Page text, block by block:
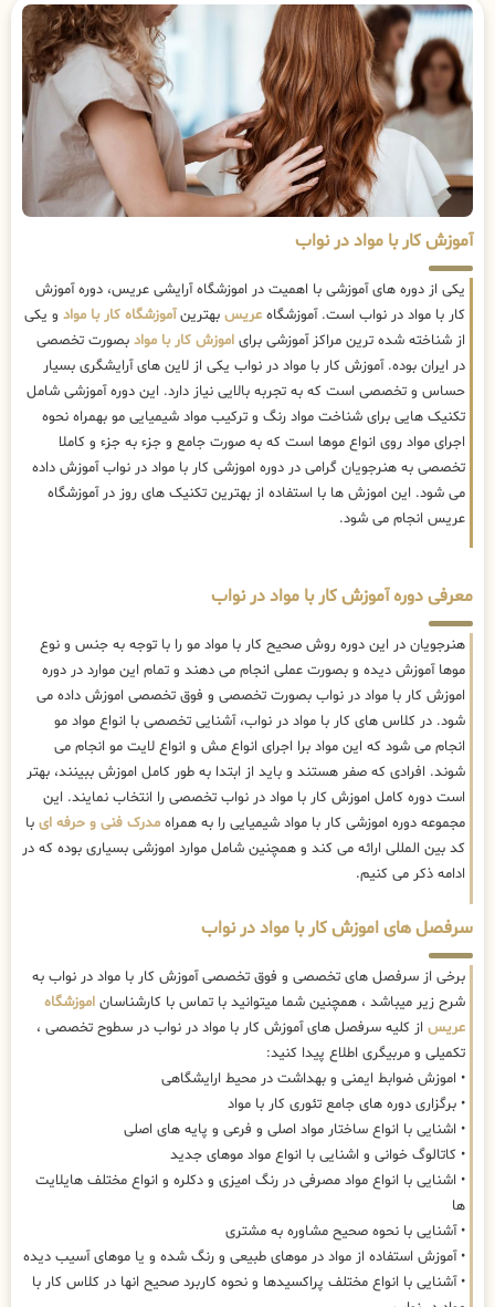
آموزش کار با مواد در نواب
یکی از دوره های آموزشی با اهمیت در اموزشگاه آرایشی عریس، دوره آموزش
کار با مواد در نواب است. آموزشگاه عریس بهترینآموزشگاه کار با مواد و یکی
از شناخته شده ترین مراکز آموزشی برای اموزش کار با مواد بصورت تخصصی
در ایران بوده. آموزش کار با مواد در نواب یکی از لاین های آرایشگری بسیار
حساس و تخصصی است که به تجربه بالایی نیاز دارد. این دوره آموزشی شامل
تکنیک هایی برای شناخت مواد رنگ و ترکیب مواد شیمیایی مو بهمراه نحوه
اجرای مواد روی انواع موها است که به صورت جامع و جزء به جزء و کاملا
تخصصی به هنرجویان گرامی در دوره اموزشی کار با مواد در نواب آموزش داده
می شود. این اموزش ها با استفاده از بهترین تکنیک های روز در آموزشگاه
عریس انجام می شود.
معرفی دوره آموزش کار با مواد در نواب
هنرجویان در این دوره روش صحیح کار با مواد مو را با توجه به جنس و نوع
موها آموزش دیده و بصورت عملی انجام می دهند و تمام این موارد در دوره
اموزش کار با مواد در نواب بصورت تخصصی و فوق تخصصی اموزش داده می
شود. در کلاس های کار با مواد در نواب، آشنایی تخصصی با انواع مواد مو
انجام می شود که این مواد برا اجرای انواع مش و انواع لایت مو انجام می
شوند. افرادی که صفر هستند و باید از ابتدا به طور کامل اموزش ببینند، بهتر
است دوره کامل اموزش کار با مواد در نواب تخصصی را انتخاب نمایند. این
مجموعه دوره اموزشی کار با مواد شیمیایی را به همراه مدرک فنی و حرفه ای با
کد بین المللی ارائه می کند و همچنین شامل موارد اموزشی بسیاری بوده که در
ادامه ذکر می کنیم.
سرفصل های اموزش کار با مواد در نواب
برخی از سرفصل های تخصصی و فوق تخصصی آموزش کار با مواد در نواب به
شرح زیر میباشد ، همچنین شما میتوانید با تماس با کارشناسان اموزشگاه
عریس از کلیه سرفصل های آموزش کار با مواد در نواب در سطوح تخصصی ،
تکمیلی و مربیگری اطلاع پیدا کنید:
• اموزش ضوابط ایمنی و بهداشت در محیط ارایشگاهی
• برگزاری دوره های جامع تئوری کار با مواد
• اشنایی با انواع ساختار مواد اصلی و فرعی و پایه های اصلی
• کاتالوگ خوانی و اشنایی با انواع مواد موهای جدید
• اشنایی با انواع مواد مصرفی در رنگ امیزی و دکلره و انواع مختلف هایلایت
ها
• آشنایی با نحوه صحیح مشاوره به مشتری
• آموزش استفاده از مواد در موهای طبیعی و رنگ شده و یا موهای آسیب دیده
• آشنایی با انواع مختلف پراکسیدها و نحوه کاربرد صحیح انها در کلاس کار با